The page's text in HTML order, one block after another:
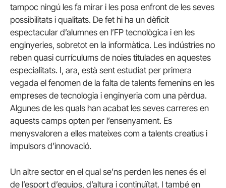
tampoc ningú les fa mirar i les posa enfront de les seves
possibilitats i qualitats. De fet hi ha un dèficit
espectacular d’alumnes en l’FP tecnològica i en les
enginyeries, sobretot en la informàtica. Les indústries no
reben quasi currículums de noies titulades en aquestes
especialitats. I, ara, està sent estudiat per primera
vegada el fenomen de la falta de talents femenins en les
empreses de tecnologia i enginyeria com una pèrdua.
Algunes de les quals han acabat les seves carreres en
aquests camps opten per l’ensenyament. Es
menysvaloren a elles mateixes com a talents creatius i
impulsors d’innovació.
Un altre sector en el qual se’ns perden les nenes és el
de l’esport d’equips, d’altura i continuïtat. I també en